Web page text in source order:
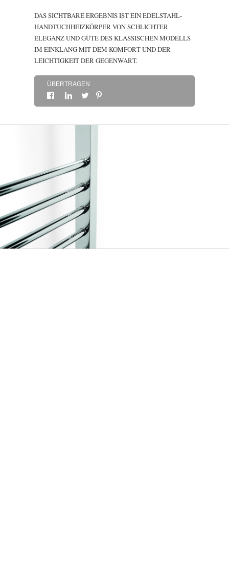
DAS SICHTBARE ERGEBNIS IST EIN EDELSTAHL-
HANDTUCHHEIZKÖRPER VON SCHLICHTER
ELEGANZ UND GÜTE DES KLASSISCHEN MODELLS
IM EINKLANG MIT DEM KOMFORT UND DER
LEICHTIGKEIT DER GEGENWART.
ÜBERTRAGEN
GERAL@FOURSTEEL.EU